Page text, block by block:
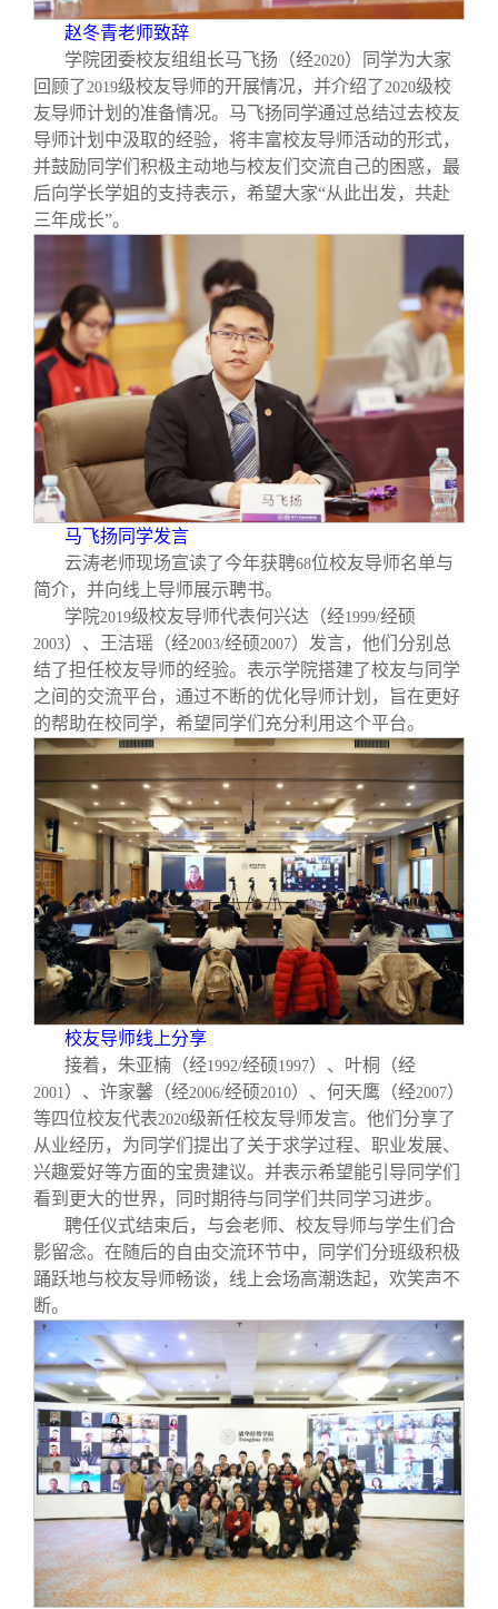
赵冬青老师致辞
学院团委校友组组长马飞扬（经2020）同学为大家
回顾了2019级校友导师的开展情况，并介绍了2020级校
友导师计划的准备情况。马飞扬同学通过总结过去校友
导师计划中汲取的经验，将丰富校友导师活动的形式，
并鼓励同学们积极主动地与校友们交流自己的困惑，最
后向学长学姐的支持表示，希望大家“从此出发，共赴
三年成长”。
马飞扬同学发言
云涛老师现场宣读了今年获聘68位校友导师名单与
简介，并向线上导师展示聘书。
学院2019级校友导师代表何兴达（经1999/经硕
2003）、王洁瑶（经2003/经硕2007）发言，他们分别总
结了担任校友导师的经验。表示学院搭建了校友与同学
之间的交流平台，通过不断的优化导师计划，旨在更好
的帮助在校同学，希望同学们充分利用这个平台。
校友导师线上分享
接着，朱亚楠（经1992/经硕1997）、叶桐（经
2001 ）、许家馨（经2006/经硕2010）、何天鹰（经2007）
等四位校友代表2020级新任校友导师发言。他们分享了
从业经历，为同学们提出了关于求学过程、职业发展、
兴趣爱好等方面的宝贵建议。并表示希望能引导同学们
看到更大的世界，同时期待与同学们共同学习进步。
聘任仪式结束后，与会老师、校友导师与学生们合
影留念。在随后的自由交流环节中，同学们分班级积极
踊跃地与校友导师畅谈，线上会场高潮迭起，欢笑声不
断。